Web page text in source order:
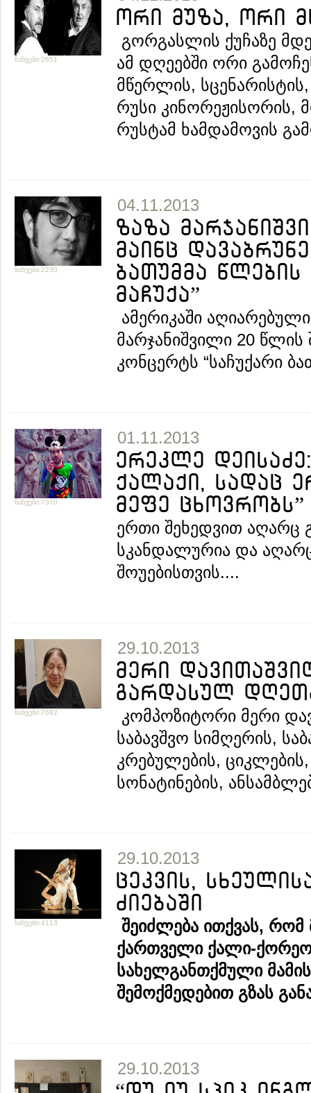
ნახვები:2651
ორი მუზა, ორი
გორგასლის ქუჩაზე
ამ დღეებში ორი
მწერლის,
რუსი კინორეჟისორის,
რუსტამ ხამდამოვის
ნახვები:2230
04.11.2013
ზაზა
მაინც
ბათუმმა წლების
მაჩუქა”
ამერიკაში
მარჯანიშვილი 20
კონცერტს “საჩუქარი
ნახვები:7370
01.11.2013
ერეკლე
ქალაქი, სადაც
მეფე ცხოვრობს”
ერთი შეხედვით აღარც
სკანდალურია და
შოუებისთვის....
ნახვები:7682
29.10.2013
მერი
გარდასულ
კომპოზიტორი მერი
საბავშვო სიმღერის,
კრებულების,
სონატინების,
ნახვები:4113
29.10.2013
ცეკვის,
ძიებაში
შეიძლება ითქვას, რომ
ქართველი ქალი-
სახელგანთქმული მამის
შემოქმედებით გზას
29.10.2013